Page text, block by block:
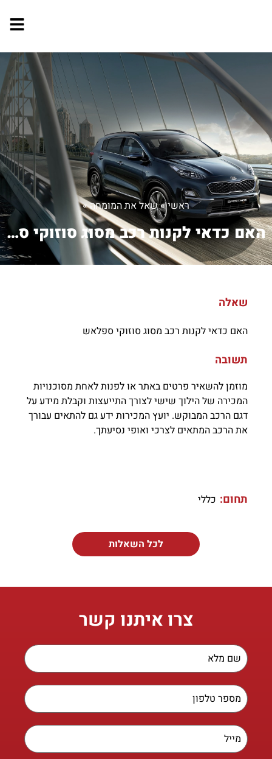
ראשי»שאל את המומחה»
האם כדאי לקנות רכב מסוג סוזוקי ספלאש
שאלה
האם כדאי לקנות רכב מסוג סוזוקי ספלאש
תשובה
מוזמן להשאיר פרטים באתר או לפנות לאחת מסוכנויות
המכירה של הילוך שישי לצורך התייעצות וקבלת מידע על
דגם הרכב המבוקש. יועץ המכירות ידע גם להתאים עבורך
את הרכב המתאים לצרכי ואופי נסיעתך.
תחום: כללי
לכל השאלות
צרו איתנו קשר